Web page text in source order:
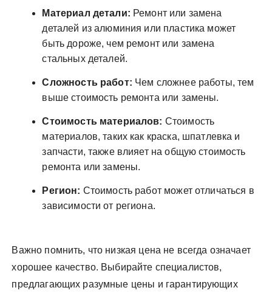
Материал детали: Ремонт или замена
деталей из алюминия или пластика может
быть дороже, чем ремонт или замена
стальных деталей.
Сложность работ: Чем сложнее работы, тем
выше стоимость ремонта или замены.
Стоимость материалов: Стоимость
материалов, таких как краска, шпатлевка и
запчасти, также влияет на общую стоимость
ремонта или замены.
Регион: Стоимость работ может отличаться в
зависимости от региона.
Важно помнить, что низкая цена не всегда означает
хорошее качество. Выбирайте специалистов,
предлагающих разумные цены и гарантирующих